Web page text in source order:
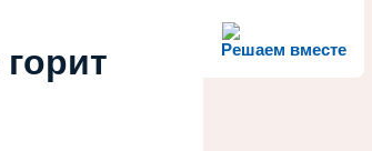
Решаем вместе